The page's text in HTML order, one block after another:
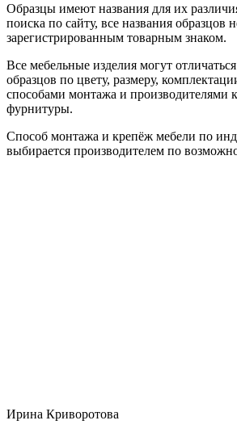
Образцы имеют названия для их
поиска по сайту, все названия образцов
зарегистрированным товарным знаком.
Все мебельные изделия могут
образцов по цвету, размеру,
способами монтажа и производителями
фурнитуры.
Способ монтажа и крепёж мебели по
выбирается производителем по
Ирина Криворотова